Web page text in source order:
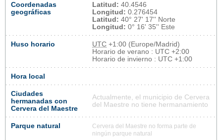
Coordenadas
geográficas
Latitud: 40.4546
Longitud: 0.276454
Latitud: 40° 27' 17'' Norte
Longitud: 0° 16' 35'' Este
Huso horario UTC +1:00 (Europe/Madrid)
Horario de verano : UTC +2:00
Horario de invierno : UTC +1:00
Hora local
Ciudades
hermanadas con
Cervera del Maestre
Actualmente, el municipio de Cervera
del Maestre no tiene hermanamiento
Parque natural
Cervera del Maestre no forma parte de
ningún parque natural